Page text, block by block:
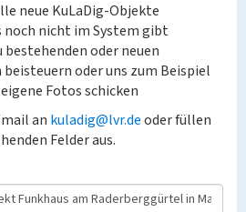
neue KuLaDig-Objekte
noch nicht im System gibt
oder neuen
oder uns zum Beispiel
Fotos schicken
an kuladig@lvr.deoder füllen
Felder aus.